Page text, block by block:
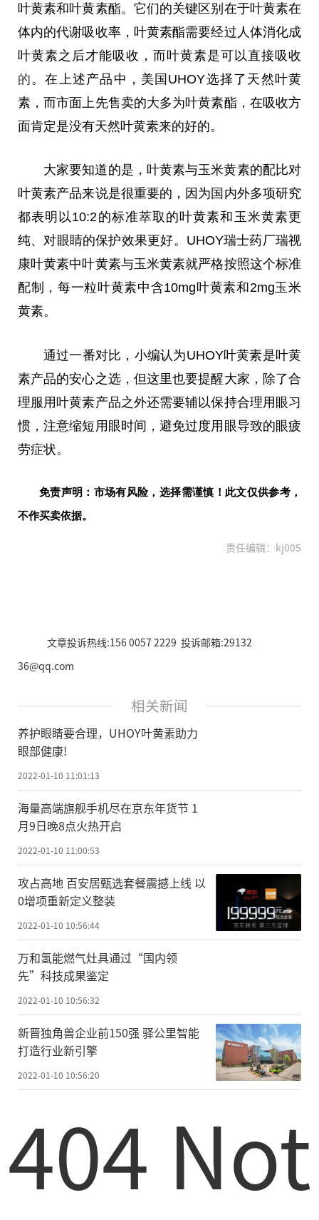
叶黄素和叶黄素酯。它们的关键区别在于叶黄素在
体内的代谢吸收率，叶黄素酯需要经过人体消化成
叶黄素之后才能吸收，而叶黄素是可以直接吸收
的 。在上述产品中，美国UHOY选择了天然叶黄
素，而市面上先售卖的大多为叶黄素酯，在吸收方
面肯定是没有天然叶黄素来的好的。
大家要知道的是，叶黄素与玉米黄素的配比对
叶黄素产品来说是很重要的，因为国内外多项研究
都表明以10:2的标准萃取的叶黄素和玉米黄素更
纯、对眼睛的保护效果更好。UHOY瑞士药厂瑞视
康叶黄素中叶黄素与玉米黄素就严格按照这个标准
配制，每一粒叶黄素中含10mg叶黄素和2mg玉米
黄素。
通过一番对比，小编认为UHOY叶黄素是叶黄
素产品的安心之选，但这里也要提醒大家，除了合
理服用叶黄素产品之外还需要辅以保持合理用眼习
惯，注意缩短用眼时间，避免过度用眼导致的眼疲
劳症状。
免责声明：市场有风险，选择需谨慎！此文仅供参考，
不作买卖依据。
责任编辑：kj005
文章投诉热线:156 0057 2229 投诉邮箱:29132
36@qq.com
相关新闻
养护眼睛要合理，UHOY叶黄素助力
眼部健康!
2022-01-10 11:01:13
海量高端旗舰手机尽在京东年货节 1
月9日晚8点火热开启
2022-01-10 11:00:53
攻占高地 百安居甄选套餐震撼上线 以
0增项重新定义整装
2022-01-10 10:56:44
万和氢能燃气灶具通过“国内领
先”科技成果鉴定
2022-01-10 10:56:32
新晋独角兽企业前150强 驿公里智能
打造行业新引擎
2022-01-10 10:56:20
404 Not